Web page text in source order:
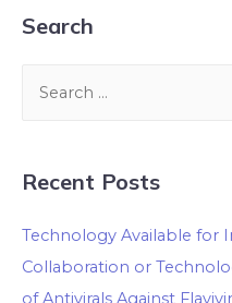
Search
Recent Posts
Technology Available for
Collaboration or
of Antivirals Against